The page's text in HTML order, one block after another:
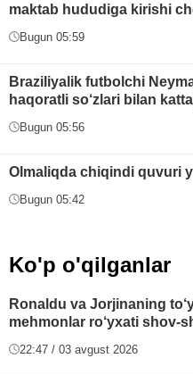
maktab hududiga kirishi
Bugun 05:59
Braziliyalik futbolchi
haqoratli so‘zlari bilan
Bugun 05:56
Olmaliqda chiqindi quvuri
Bugun 05:42
Ko'p o'qilganlar
Ronaldu va Jorjinaning
mehmonlar ro‘yxati shov-
22:47 / 03 avgust 2026